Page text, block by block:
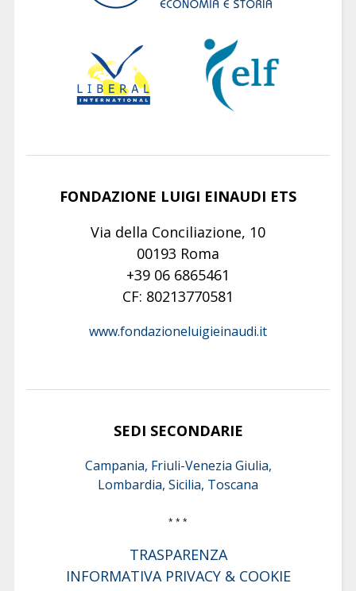
FONDAZIONE LUIGI EINAUDI ETS
Via della Conciliazione, 10
00193 Roma
+39 06 6865461
CF: 80213770581
www.fondazioneluigieinaudi.it
SEDI SECONDARIE
Campania, Friuli-Venezia Giulia,
Lombardia, Sicilia, Toscana
* * *
TRASPARENZA
INFORMATIVA PRIVACY & COOKIE